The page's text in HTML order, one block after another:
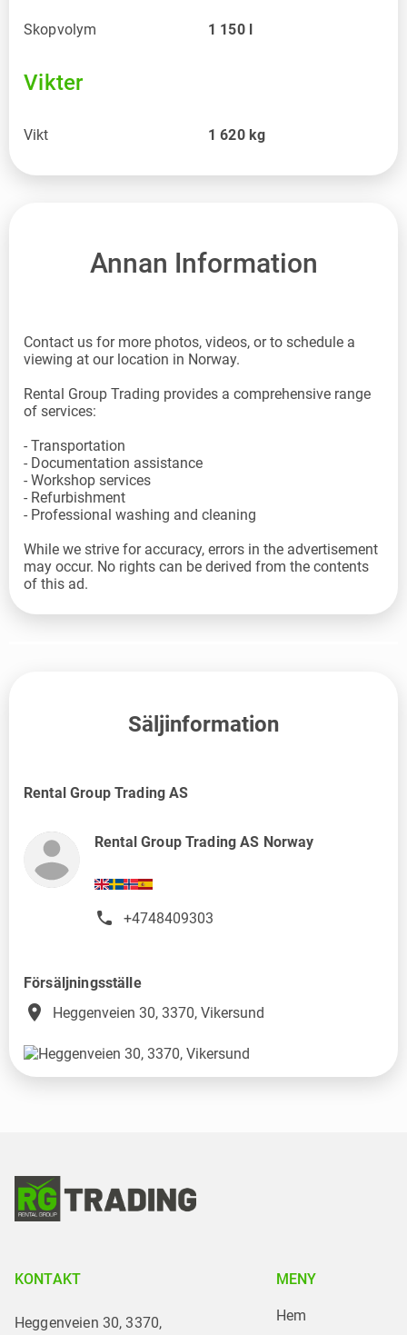
Skopvolym 1 150 l
Vikter
Vikt 1 620 kg
Annan Information
Contact us for more photos, videos, or to schedule a
viewing at our location in Norway.
Rental Group Trading provides a comprehensive range
of services:
- Transportation
- Documentation assistance
- Workshop services
- Refurbishment
- Professional washing and cleaning
While we strive for accuracy, errors in the advertisement
may occur. No rights can be derived from the contents
of this ad.
Säljinformation
Rental Group Trading AS
Rental Group Trading AS Norway
+4748409303
Försäljningsställe
place Heggenveien 30, 3370, Vikersund
KONTAKT
Heggenveien 30, 3370,
MENY
Hem